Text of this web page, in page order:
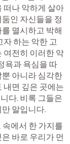
떠나 악하게 살아
인 자신들을 정
멸시하고 박해
하는 악한 고
여전히 이러한 악
욕과 욕심을 따
아니라 심각한
내면 깊은 곳에는
다. 비록 그들은
말입니다.
속에서 한 가지를
바로 우리가 먼